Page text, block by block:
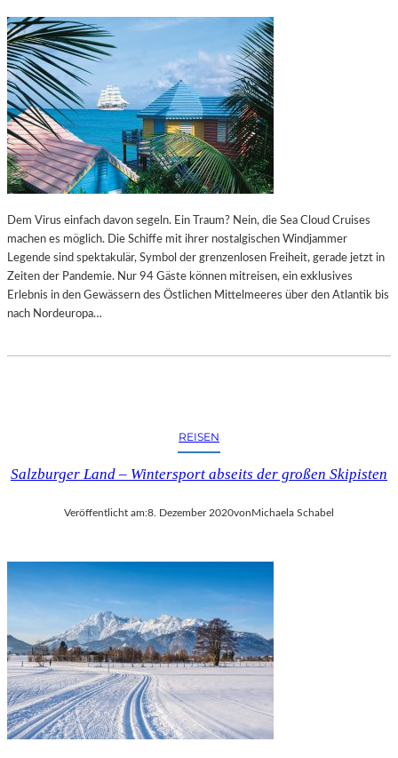
Dem Virus einfach davon segeln. Ein Traum? Nein, die Sea Cloud Cruises
machen es möglich. Die Schiffe mit ihrer nostalgischen Windjammer
Legende sind spektakulär, Symbol der grenzenlosen Freiheit, gerade jetzt in
Zeiten der Pandemie. Nur 94 Gäste können mitreisen, ein exklusives
Erlebnis in den Gewässern des Östlichen Mittelmeeres über den Atlantik bis
nach Nordeuropa…
REISEN
Salzburger Land – Wintersport abseits der großen Skipisten
Veröffentlicht am:8. Dezember 2020von Michaela Schabel